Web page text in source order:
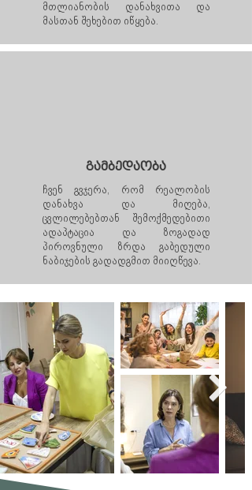
მთლიანობის დანახვითა და
მასთან შეხებით იწყება.
გამბედაობა
ჩვენ გვჯერა, რომ რეალობის
დანახვა და მიღება,
ცვლილებებთან შემოქმედებითი
ადაპტაცია და ზოგადად
პიროვნული ზრდა გაბედული
ნაბიჯების გადადგმით მიიღწევა.